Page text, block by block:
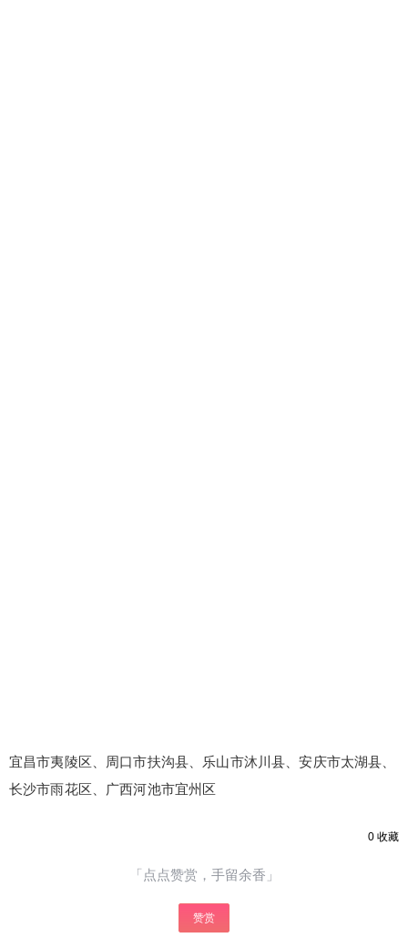
宜昌市夷陵区、周口市扶沟县、乐山市沐川县、安庆市太湖县、
长沙市雨花区、广西河池市宜州区
0 收藏
「点点赞赏，手留余香」
赞赏